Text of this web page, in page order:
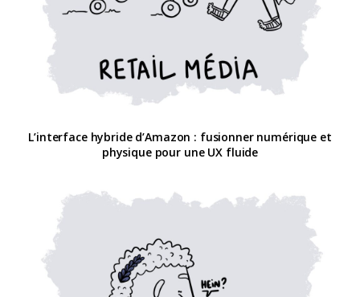
L’interface hybride d’Amazon : fusionner numérique et
physique pour une UX fluide